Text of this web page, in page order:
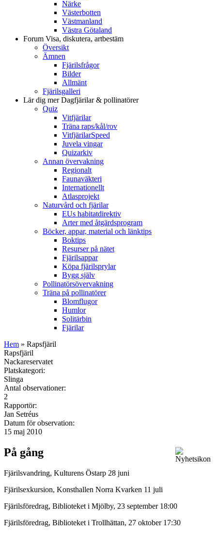
Närke
Västerbotten
Västmanland
Västra Götaland
Forum Visa, diskutera, artbestäm
Översikt
Ämnen
Fjärilsfrågor
Bilder
Allmänt
Fjärilsgalleri
Lär dig merDagfjärilar & pollinatörer
Quiz
Vitfjärilar
Träna raps/kål/rov
VitfjärilarSpeed
Juvela vingar
Quizarkiv
Annan övervakning
Regionalt
Faunaväkteri
Internationellt
Atlasprojekt
Naturvård och fjärilar
EUs habitatdirektiv
Arter med åtgärdsprogram
Böcker, appar, material och länktips
Boktips
Resurser på nätet
Fjärilsappar
Köpa fjärilsprylar
Bygg själv
Pollinatörsövervakning
Träna på pollinatörer
Blomflugor
Humlor
Solitärbin
Fjärilar
Hem » Rapsfjäril
Rapsfjäril
Nackareservatet
Platskategori:
Slinga
Antal observationer:
2
Rapportör:
Jan Setréus
Datum för observation:
15 maj 2010
På gång
Fjärilsvandring, Kulturens Östarp 28 juni
Fjärilsexkursion, Konsthallen Norra Kvarken 11 juli
Fjärilsföredrag, Biblioteket i Mjölby, 23 september 18:00
Fjärilsföredrag, Biblioteket i Trollhättan, 27 oktober 17:30